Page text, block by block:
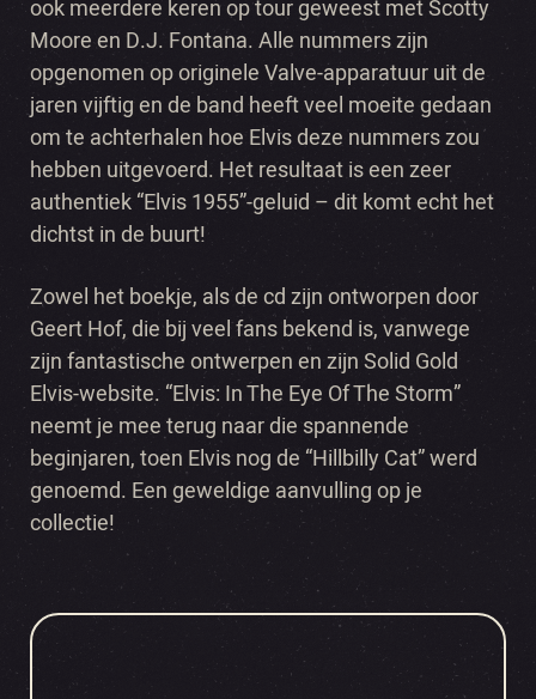
ook meerdere keren op tour geweest met Scotty
Moore en D.J. Fontana. Alle nummers zijn
opgenomen op originele Valve-apparatuur uit de
jaren vijftig en de band heeft veel moeite gedaan
om te achterhalen hoe Elvis deze nummers zou
hebben uitgevoerd. Het resultaat is een zeer
authentiek “Elvis 1955”-geluid – dit komt echt het
dichtst in de buurt!
Zowel het boekje, als de cd zijn ontworpen door
Geert Hof, die bij veel fans bekend is, vanwege
zijn fantastische ontwerpen en zijn Solid Gold
Elvis-website. “Elvis: In The Eye Of The Storm”
neemt je mee terug naar die spannende
beginjaren, toen Elvis nog de “Hillbilly Cat” werd
genoemd. Een geweldige aanvulling op je
collectie!